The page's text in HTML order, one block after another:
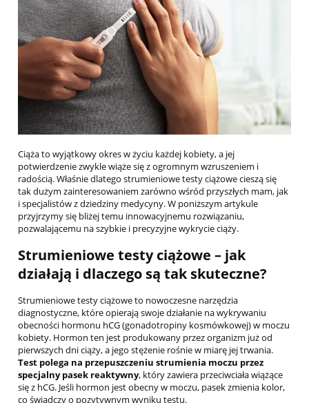
Ciąża to wyjątkowy okres w życiu każdej kobiety, a jej
potwierdzenie zwykle wiąże się z ogromnym wzruszeniem i
radością. Właśnie dlatego strumieniowe testy ciążowe cieszą się
tak dużym zainteresowaniem zarówno wśród przyszłych mam, jak
i specjalistów z dziedziny medycyny. W poniższym artykule
przyjrzymy się bliżej temu innowacyjnemu rozwiązaniu,
pozwalającemu na szybkie i precyzyjne wykrycie ciąży.
Strumieniowe testy ciążowe – jak
działają i dlaczego są tak skuteczne?
Strumieniowe testy ciążowe to nowoczesne narzędzia
diagnostyczne, które opierają swoje działanie na wykrywaniu
obecności hormonu hCG (gonadotropiny kosmówkowej) w moczu
kobiety. Hormon ten jest produkowany przez organizm już od
pierwszych dni ciąży, a jego stężenie rośnie w miarę jej trwania.
Test polega na przepuszczeniu strumienia moczu przez
specjalny pasek reaktywny, który zawiera przeciwciała wiążące
się z hCG. Jeśli hormon jest obecny w moczu, pasek zmienia kolor,
co świadczy o pozytywnym wyniku testu.